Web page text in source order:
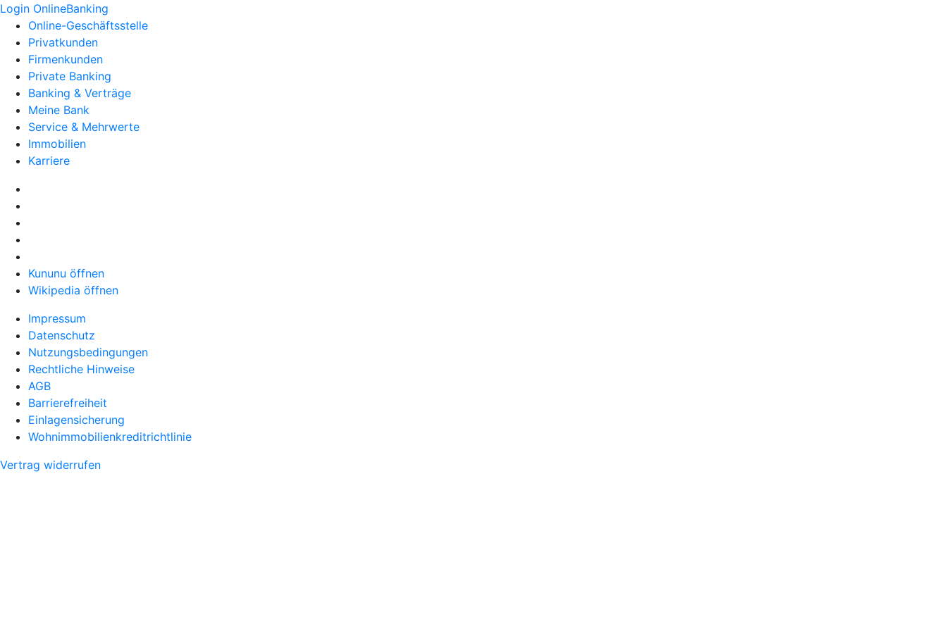
Login OnlineBanking
Online-Geschäftsstelle
Privatkunden
Firmenkunden
Private Banking
Banking & Verträge
Meine Bank
Service & Mehrwerte
Immobilien
Karriere
Kununu öffnen
Wikipedia öffnen
Impressum
Datenschutz
Nutzungsbedingungen
Rechtliche Hinweise
AGB
Barrierefreiheit
Einlagensicherung
Wohnimmobilienkreditrichtlinie
Vertrag widerrufen